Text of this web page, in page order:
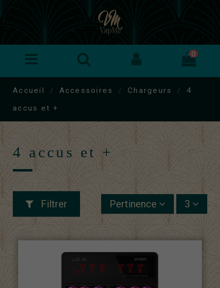
0
Accueil Accessoires Chargeurs
4
accus et +
4 accus et +
Filtrer Pertinence 3